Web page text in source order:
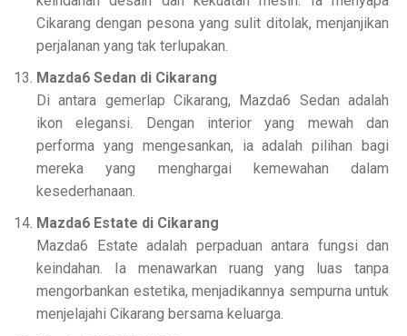
Cikarang dengan pesona yang sulit ditolak, menjanjikan
perjalanan yang tak terlupakan.
Mazda6 Sedan di Cikarang
Di antara gemerlap Cikarang, Mazda6 Sedan adalah
ikon elegansi. Dengan interior yang mewah dan
performa yang mengesankan, ia adalah pilihan bagi
mereka yang menghargai kemewahan dalam
kesederhanaan.
Mazda6 Estate di Cikarang
Mazda6 Estate adalah perpaduan antara fungsi dan
keindahan. Ia menawarkan ruang yang luas tanpa
mengorbankan estetika, menjadikannya sempurna untuk
menjelajahi Cikarang bersama keluarga.